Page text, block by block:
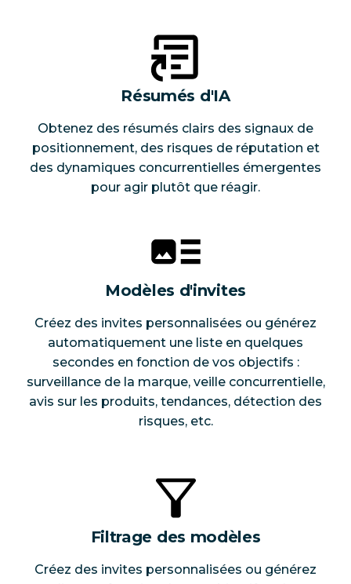
Résumés d'IA
Obtenez des résumés clairs des signaux de
positionnement, des risques de réputation et
des dynamiques concurrentielles émergentes
pour agir plutôt que réagir.
Modèles d'invites
Créez des invites personnalisées ou générez
automatiquement une liste en quelques
secondes en fonction de vos objectifs :
surveillance de la marque, veille concurrentielle,
avis sur les produits, tendances, détection des
risques, etc.
Filtrage des modèles
Créez des invites personnalisées ou générez